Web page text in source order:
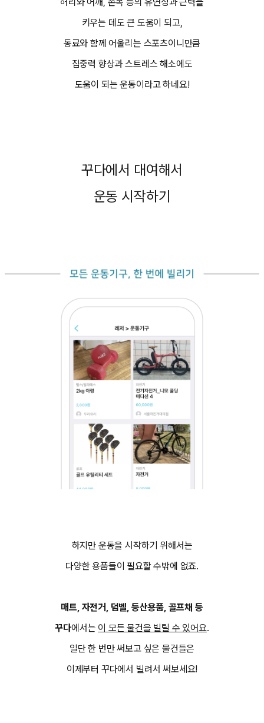
키우는 데도 큰 도움이 되고,
동료와 함께 어울리는 스포츠이니만큼
집중력 향상과 스트레스 해소에도
도움이 되는 운동이라고 하네요!
꾸다에서 대여해서
운동 시작하기
하지만 운동을 시작하기 위해서는
다양한 용품들이 필요할 수밖에 없죠.
매트, 자전거, 덤벨, 등산용품, 골프채 등
꾸다에서는 이 모든 물건을 빌릴 수 있어요.
일단 한 번만 써보고 싶은 물건들은
이제부터 꾸다에서 빌려서 써보세요!